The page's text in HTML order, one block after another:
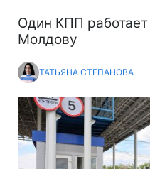
Один КПП работает
Молдову
ТАТЬЯНА СТЕПАНОВА